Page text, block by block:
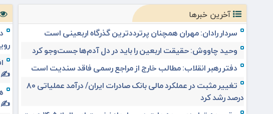
آخرین خبرها
سردار رادان: مهران همچنان پرترددترین گذرگاه اربعینی است
وحید چاووش: حقیقت اربعین را باید در دل آدم‌ها جست‌وجو کرد
دفتر رهبر انقلاب: مطالب خارج از مراجع رسمی فاقد سندیت است
تغییر مثبت در عملکرد مالی بانک صادرات ایران/ درآمد عملیاتی ۸۰
درصد رشد کرد
✍️
✍️